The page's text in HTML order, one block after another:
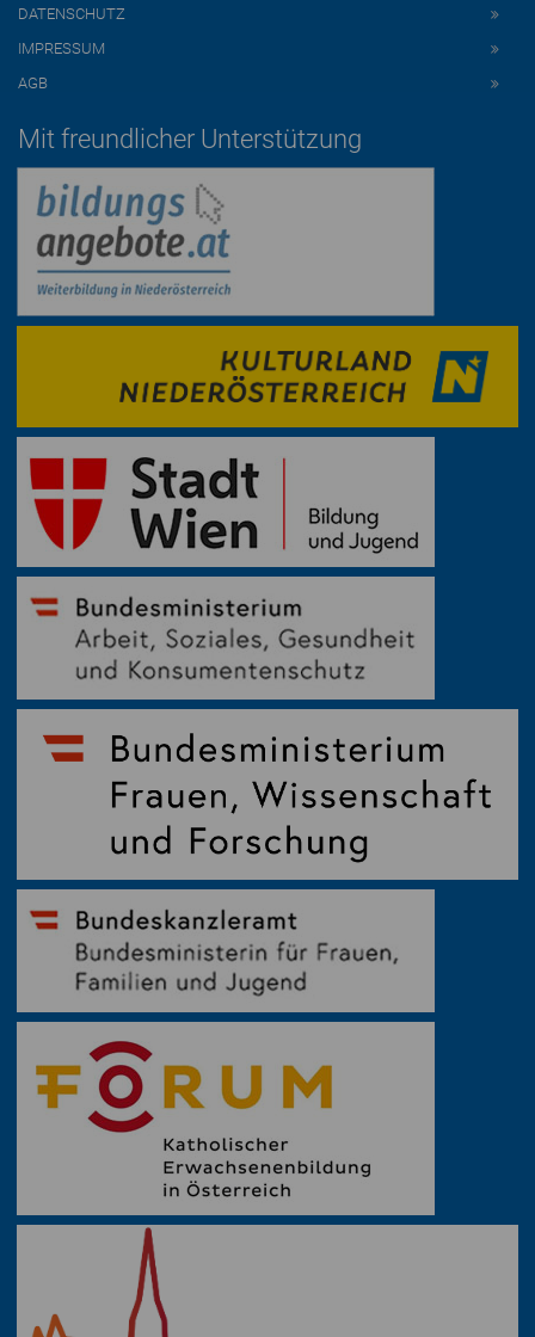
DATENSCHUTZ
IMPRESSUM
AGB
Mit freundlicher Unterstützung